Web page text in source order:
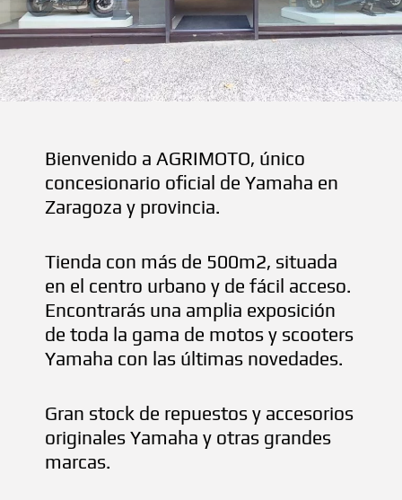
Bienvenido a AGRIMOTO, único
concesionario oficial de Yamaha en
Zaragoza y provincia.
Tienda con más de 500m2, situada
en el centro urbano y de fácil acceso.
Encontrarás una amplia exposición
de toda la gama de motos y scooters
Yamaha con las últimas novedades.
Gran stock de repuestos y accesorios
originales Yamaha y otras grandes
marcas.